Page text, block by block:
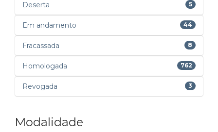
Deserta 5
Em andamento 44
Fracassada 8
Homologada 762
Revogada 3
Modalidade